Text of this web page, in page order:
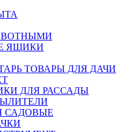
ЯЩИКИ
ТОВАРЫ ДЛЯ ДАЧИ
ДЛЯ РАССАДЫ
САДОВЫЕ